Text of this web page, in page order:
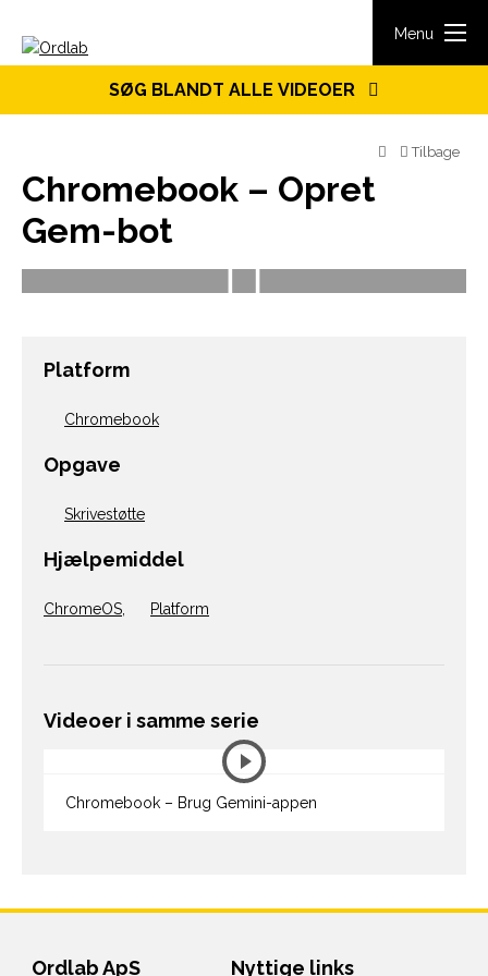
Menu
SØG BLANDT ALLE VIDEOER
Tilbage
Chromebook – Opret
Gem-bot
Platform
Chromebook
Opgave
Skrivestøtte
Hjælpemiddel
ChromeOS Platform
Videoer i samme serie
Chromebook – Brug Gemini-appen
Ordlab ApS Nyttige links